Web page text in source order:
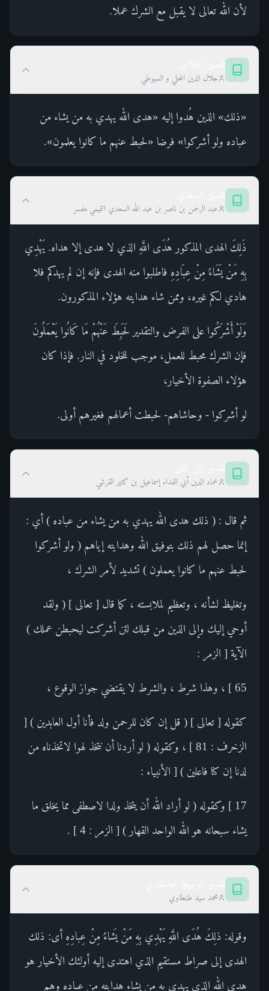
لأن الله تعالى لا يقبل مع الشرك عملا.
جلال الدين المحلي و السيوطي
«ذلك» الذين هُدوا إليه «هدى الله يهدي به من يشاء من
عباده ولو أشركوا» فرضا «لحبط عنهم ما كانوا يعلمون».
عبد الرحمن بن ناصر بن عبد الله السعدي التميمي مفسر
ذَلِكَ الهدى المذكور هُدَى اللَّهِ الذي لا هدى إلا هداه. يَهْدِي
بِهِ مَنْ يَشَاءُ مِنْ عِبَادِهِ فاطلبوا منه الهدى فإنه إن لم يهدكم فلا
هادي لكم غيره، وممن شاء هدايته هؤلاء المذكورون.
وَلَوْ أَشْرَكُوا على الفرض والتقدير لَحَبِطَ عَنْهُمْ مَا كَانُوا يَعْمَلُونَ
فإن الشرك محبط للعمل، موجب للخلود في النار. فإذا كان
هؤلاء الصفوة الأخيار،
لو أشركوا - وحاشاهم- لحبطت أعمالهم فغيرهم أولى.
عماد الدين أبي الفداء إسماعيل بن كثير القرشي
ثم قال : ( ذلك هدى الله يهدي به من يشاء من عباده ) أي :
إنما حصل لهم ذلك بتوفيق الله وهدايته إياهم ( ولو أشركوا
لحبط عنهم ما كانوا يعملون ) تشديد لأمر الشرك ،
وتغليظ لشأنه ، وتعظيم لملابسته ، كما قال [ تعالى ] ( ولقد
أوحي إليك وإلى الذين من قبلك لئن أشركت ليحبطن عملك )
الآية [ الزمر :
65 ] ، وهذا شرط ، والشرط لا يقتضي جواز الوقوع ،
كقوله [ تعالى ] ( قل إن كان للرحمن ولد فأنا أول العابدين ) [
الزخرف : 81 ] ، وكقوله ( لو أردنا أن نتخذ لهوا لاتخذناه من
لدنا إن كنا فاعلين ) [ الأنبياء :
17 ] وكقوله ( لو أراد الله أن يتخذ ولدا لاصطفى مما يخلق ما
يشاء سبحانه هو الله الواحد القهار ) [ الزمر : 4 ] .
محمد سيد طنطاوي
وقوله: ذلِكَ هُدَى اللَّهِ يَهْدِي بِهِ مَنْ يَشاءُ مِنْ عِبادِهِ أى: ذلك
الهدى إلى صراط مستقيم الذي اهتدى إليه أولئك الأخيار هو
هدى الله الذي يهدى به من يشاء هدايته من عباده وهم